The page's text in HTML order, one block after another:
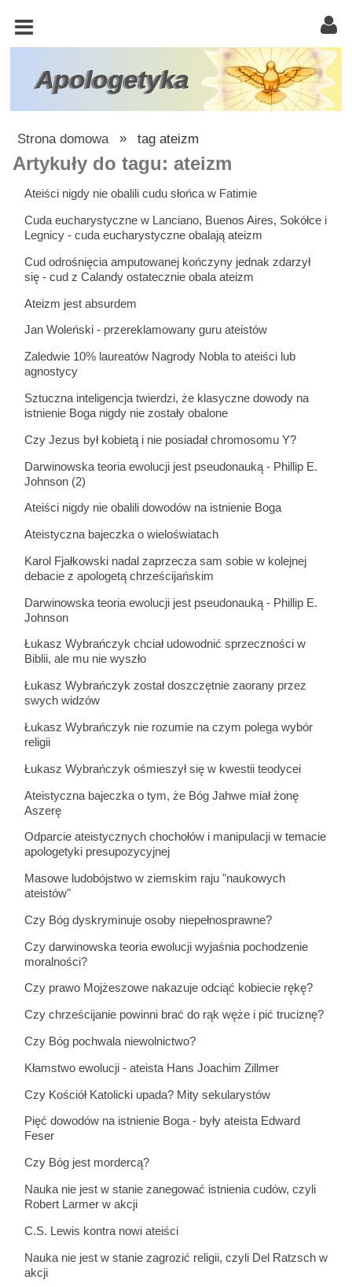
Apologetyka
KOŚCIÓŁ
KATOLICKI
TRÓJCA
ŚWIĘTA
ATEIZM
ŚWIADKOWIE
JEHOWY
OBRONIE
WIARY
Strona domowa » tag ateizm
Artykuły do tagu: ateizm
Ateiści nigdy nie obalili cudu słońca w Fatimie
Cuda eucharystyczne w Lanciano, Buenos Aires, Sokółce i
Legnicy - cuda eucharystyczne obalają ateizm
Cud odrośnięcia amputowanej kończyny jednak zdarzył
się - cud z Calandy ostatecznie obala ateizm
Ateizm jest absurdem
Jan Woleński - przereklamowany guru ateistów
Zaledwie 10% laureatów Nagrody Nobla to ateiści lub
agnostycy
Sztuczna inteligencja twierdzi, że klasyczne dowody na
istnienie Boga nigdy nie zostały obalone
Czy Jezus był kobietą i nie posiadał chromosomu Y?
Darwinowska teoria ewolucji jest pseudonauką - Phillip E.
Johnson (2)
Ateiści nigdy nie obalili dowodów na istnienie Boga
Ateistyczna bajeczka o wieloświatach
Karol Fjałkowski nadal zaprzecza sam sobie w kolejnej
debacie z apologetą chrześcijańskim
Darwinowska teoria ewolucji jest pseudonauką - Phillip E.
Johnson
Łukasz Wybrańczyk chciał udowodnić sprzeczności w
Biblii, ale mu nie wyszło
Łukasz Wybrańczyk został doszczętnie zaorany przez
swych widzów
Łukasz Wybrańczyk nie rozumie na czym polega wybór
religii
Łukasz Wybrańczyk ośmieszył się w kwestii teodycei
Ateistyczna bajeczka o tym, że Bóg Jahwe miał żonę
Aszerę
Odparcie ateistycznych chochołów i manipulacji w temacie
apologetyki presupozycyjnej
Masowe ludobójstwo w ziemskim raju "naukowych
ateistów"
Czy Bóg dyskryminuje osoby niepełnosprawne?
Czy darwinowska teoria ewolucji wyjaśnia pochodzenie
moralności?
Czy prawo Mojżeszowe nakazuje odciąć kobiecie rękę?
Czy chrześcijanie powinni brać do rąk węże i pić truciznę?
Czy Bóg pochwala niewolnictwo?
Kłamstwo ewolucji - ateista Hans Joachim Zillmer
Czy Kościół Katolicki upada? Mity sekularystów
Pięć dowodów na istnienie Boga - były ateista Edward
Feser
Czy Bóg jest mordercą?
Nauka nie jest w stanie zanegować istnienia cudów, czyli
Robert Larmer w akcji
C.S. Lewis kontra nowi ateiści
Nauka nie jest w stanie zagrozić religii, czyli Del Ratzsch w
akcji